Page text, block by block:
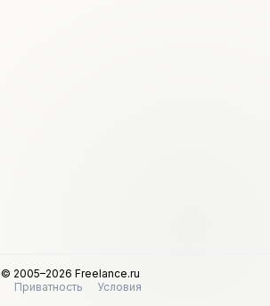
© 2005–2026 Freelance.ru
Приватность
Условия